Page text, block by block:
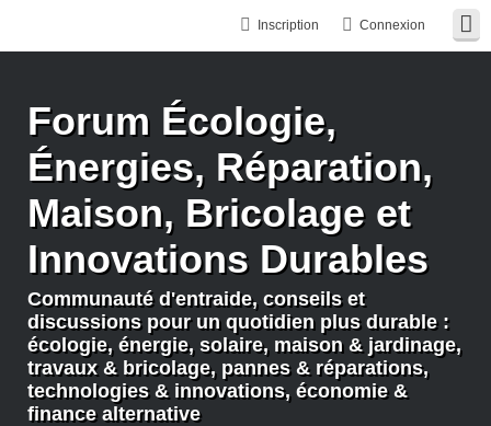
Connexion
Inscription
Forum Écologie,
Énergies, Réparation,
Maison, Bricolage et
Innovations Durables
Communauté d'entraide, conseils et
discussions pour un quotidien plus durable :
écologie, énergie, solaire, maison & jardinage,
travaux & bricolage, pannes & réparations,
technologies & innovations, économie &
finance alternative